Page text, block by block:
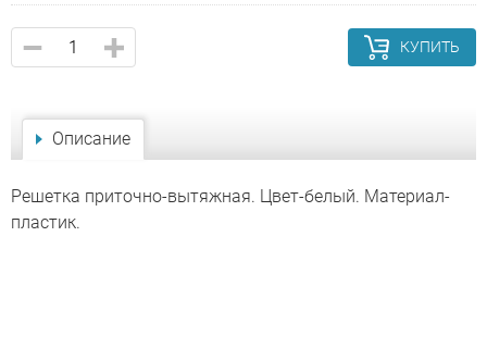
КУПИТЬ
Описание
Решетка приточно-вытяжная. Цвет-белый. Материал-
пластик.